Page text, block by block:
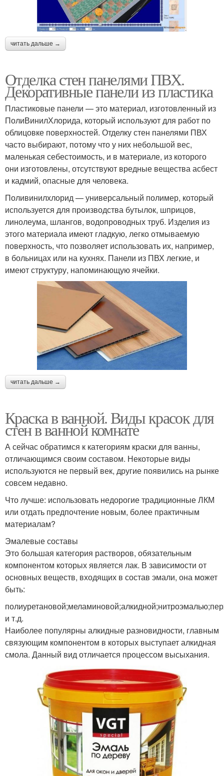
читать дальше →
Отделка стен панелями ПВХ.
Декоративные панели из пластика
Пластиковые панели — это материал, изготовленный из
ПолиВинилХлорида, который используют для работ по
облицовке поверхностей. Отделку стен панелями ПВХ
часто выбирают, потому что у них небольшой вес,
маленькая себестоимость, и в материале, из которого
они изготовлены, отсутствуют вредные вещества асбест
и кадмий, опасные для человека.
Поливинилхлорид — универсальный полимер, который
используется для производства бутылок, шприцов,
линолеума, шлангов, водопроводных труб. Изделия из
этого материала имеют гладкую, легко отмываемую
поверхность, что позволяет использовать их, например,
в больницах или на кухнях. Панели из ПВХ легкие, и
имеют структуру, напоминающую ячейки.
читать дальше →
Краска в ванной. Виды красок для
стен в ванной комнате
А сейчас обратимся к категориям краски для ванны,
отличающимся своим составом. Некоторые виды
используются не первый век, другие появились на рынке
совсем недавно.
Что лучше: использовать недорогие традиционные ЛКМ
или отдать предпочтение новым, более практичным
материалам?
Эмалевые составы
Это большая категория растворов, обязательным
компонентом которых является лак. В зависимости от
основных веществ, входящих в состав эмали, она может
быть:
и т.д.
Наиболее популярны алкидные разновидности, главным
связующим компонентом в которых выступает алкидная
смола. Данный вид отличается процессом высыхания.